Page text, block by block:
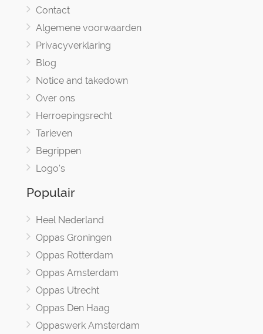
Contact
Algemene voorwaarden
Privacyverklaring
Blog
Notice and takedown
Over ons
Herroepingsrecht
Tarieven
Begrippen
Logo's
Populair
Heel Nederland
Oppas Groningen
Oppas Rotterdam
Oppas Amsterdam
Oppas Utrecht
Oppas Den Haag
Oppaswerk Amsterdam